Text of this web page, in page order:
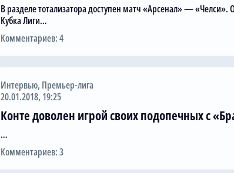
В разделе тотализатора доступен матч «Арсенал» — «Челси».
Кубка Лиги…
Комментариев: 4
Интервью, Премьер-лига
20.01.2018, 19:25
Конте доволен игрой своих подопечных с
…
Комментариев: 3